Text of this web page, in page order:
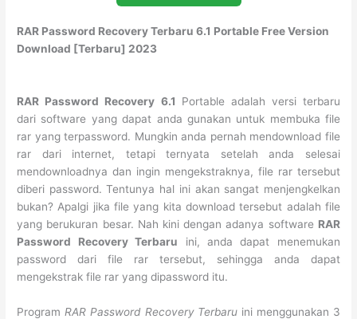
RAR Password Recovery Terbaru 6.1 Portable Free Version
Download [Terbaru] 2023
RAR Password Recovery 6.1 Portable adalah versi terbaru
dari software yang dapat anda gunakan untuk membuka file
rar yang terpassword. Mungkin anda pernah mendownload file
rar dari internet, tetapi ternyata setelah anda selesai
mendownloadnya dan ingin mengekstraknya, file rar tersebut
diberi password. Tentunya hal ini akan sangat menjengkelkan
bukan? Apalgi jika file yang kita download tersebut adalah file
yang berukuran besar. Nah kini dengan adanya software RAR
Password Recovery Terbaru ini, anda dapat menemukan
password dari file rar tersebut, sehingga anda dapat
mengekstrak file rar yang dipassword itu.
Program RAR Password Recovery Terbaru ini menggunakan 3